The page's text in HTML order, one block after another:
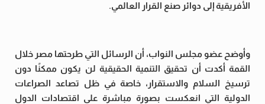
الأفريقية إلى دوائر صنع القرار العالمي.
وأوضح عضو مجلس النواب، أن الرسائل التي طرحتها مصر خلال
القمة أكدت أن تحقيق التنمية الحقيقية لن يكون ممكنًا دون
ترسيخ السلام والاستقرار، خاصة في ظل تصاعد الصراعات
الدولية التي انعكست بصورة مباشرة على اقتصادات الدول